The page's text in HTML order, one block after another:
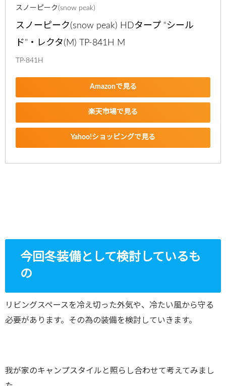
スノーピーク(snow peak)
スノーピーク(snow peak) HDタープ “シール
ド"・レクタ(M) TP-841H M
TP-841H
Amazonで見る
楽天市場で見る
Yahoo!ショッピングで見る
今回冬装備として検討しているも
の
リビングスペースを冷え切った外気や、冷たい風から守る
必要があります。その為の装備を検討していきます。
我が家のキャンプスタイルと照らし合わせて考えてみまし